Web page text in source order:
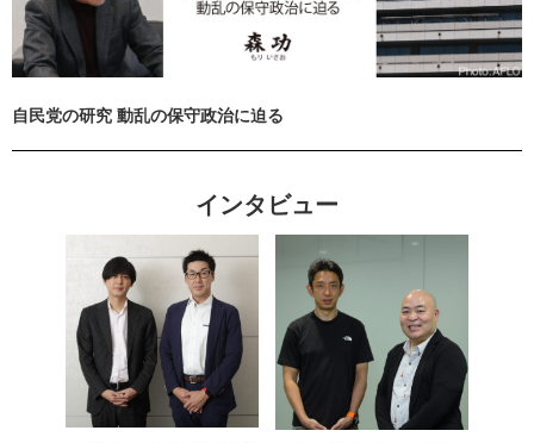
自民党の研究 動乱の保守政治に迫る
インタビュー